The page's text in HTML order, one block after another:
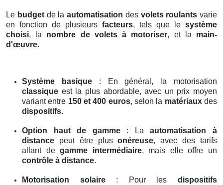
Le budgetde la automatisation des volets roulants varie
en fonction de plusieurs facteurs, tels que le système
choisi, la nombre de volets à motoriser, et la main-
d'œuvre.
Système basique: En général, la motorisation
classique est la plus abordable, avec un prix moyen
variant entre 150 et 400 euros, selon la matériauxdes
dispositifs.
Option haut de gamme: Laautomatisation à
distance peut être plusonéreuse, avec des tarifs
allant degamme intermédiaire, mais elle offre un
contrôle à distance.
Motorisation solaire: Pour lesdispositifs